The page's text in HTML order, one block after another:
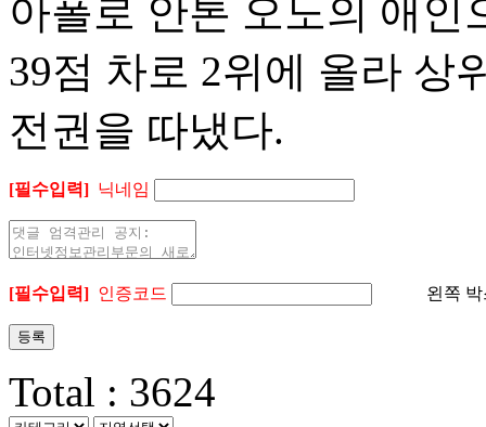
아폴로 안톤 오노의 애인
39점 차로 2위에 올라 상
전권을 따냈다.
[필수입력] 닉네임
[필수입력] 인증코드 왼쪽
Total : 3624